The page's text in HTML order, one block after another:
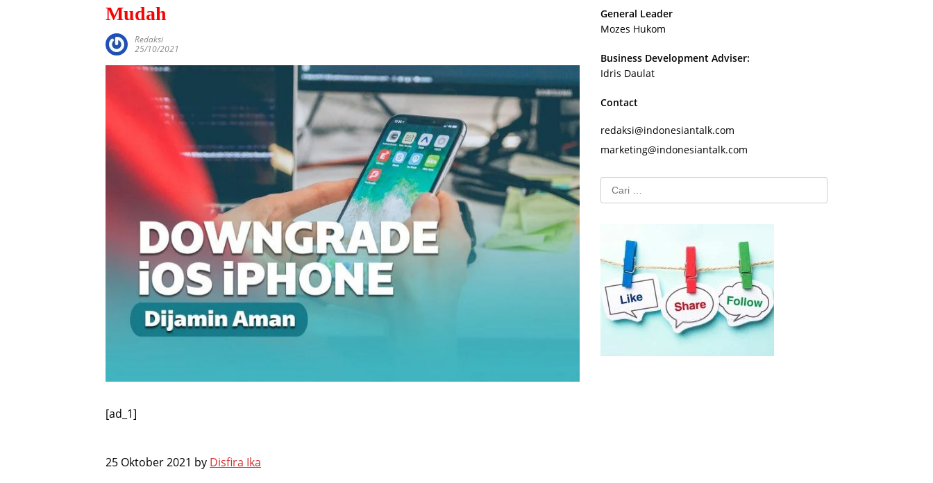
Mudah
Redaksi
25/10/2021
[ad_1]
25 Oktober 2021 by Disfira Ika
General Leader
Mozes Hukom
Business Development Adviser:
Idris Daulat
Contact
redaksi@indonesiantalk.com
marketing@indonesiantalk.com
Cari
untuk: